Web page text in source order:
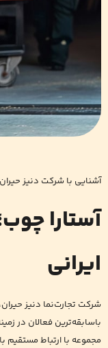
آشنایی با شرکت دنیز حیران
آستارا
ایرانی
شرکت تجارت‌نما دنیز
باسابقه‌ترین فعالان در
مجموعه با ارتباط مستقیم